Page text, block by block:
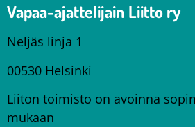
Vapaa-ajattelijain Liitto ry
Neljäs linja 1
00530 Helsinki
Liiton toimisto on avoinna
mukaan